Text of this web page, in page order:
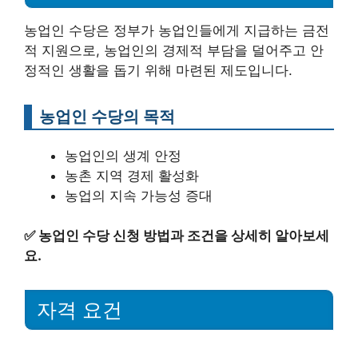
농업인 수당은 정부가 농업인들에게 지급하는 금전
적 지원으로, 농업인의 경제적 부담을 덜어주고 안
정적인 생활을 돕기 위해 마련된 제도입니다.
농업인 수당의 목적
농업인의 생계 안정
농촌 지역 경제 활성화
농업의 지속 가능성 증대
✅ 농업인 수당 신청 방법과 조건을 상세히 알아보세
요.
자격 요건